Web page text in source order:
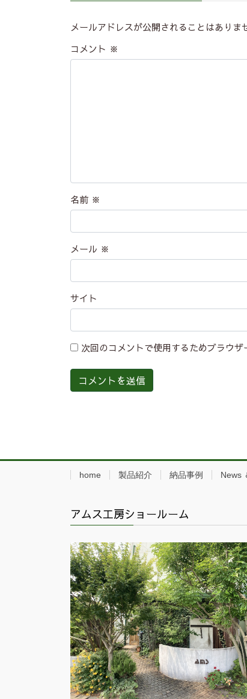
メールアドレスが公開されることはありま
コメント ※
名前 ※
メール ※
サイト
次回のコメントで使用するためブラウ
home 製品紹介 納品事例 News
アムス工房ショールーム